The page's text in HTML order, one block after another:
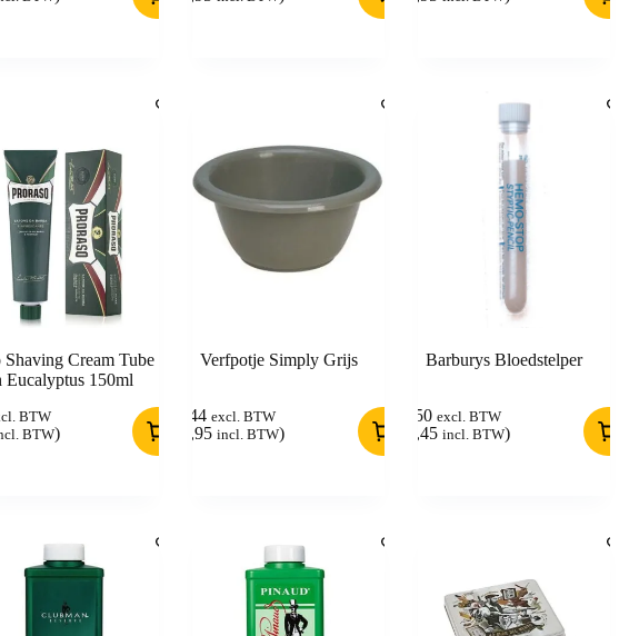
Shaving Cream Tube
Eucalyptus 150ml
BTW
BTW)
Verfpotje Simply Grijs
2,44 excl. BTW
2,95 incl. BTW)
Barburys Bloedstelper
4,50 excl. BTW
5,45 incl. BTW)